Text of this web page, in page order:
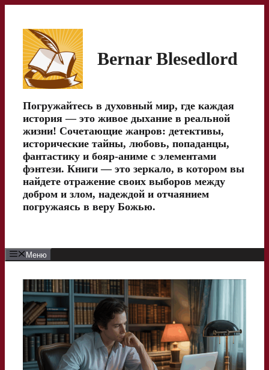
содержимому
Bernar Blesedlord
Погружайтесь в духовный мир, где каждая
история — это живое дыхание в реальной
жизни! Сочетающие жанров: детективы,
исторические тайны, любовь, попаданцы,
фантастику и бояр-аниме с элементами
фэнтези. Книги — это зеркало, в котором вы
найдете отражение своих выборов между
добром и злом, надеждой и отчаянием
погружаясь в веру Божью.
Меню